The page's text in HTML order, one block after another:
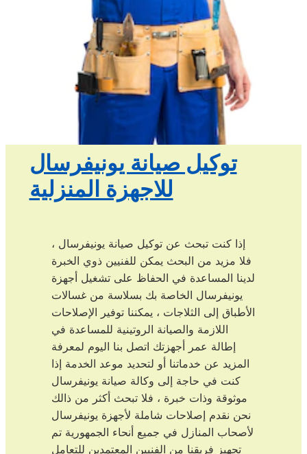
توكيل صيانة يونيفرسال
للاجهزة المنزلية
إذا كنت تبحث عن توكيل صيانة يونيفرسال ،
فلا مزيد من البحث يمكن للفنيين ذوي الخبرة
لدينا المساعدة في الحفاظ على تشغيل أجهزة
يونيفرسال الخاصة بك بسلاسة من غسالات
الأطباق إلى الثلاجات ، يمكننا توفير الإصلاحات
اللازمة والصيانة الروتينية للمساعدة في
إطالة عمر أجهزتك اتصل بنا اليوم لمعرفة
المزيد عن خدماتنا أو لتحديد موعد الخدمة إذا
كنت في حاجة إلى وكالة صيانة يونيفرسال
موثوقة وذات خبرة ، فلا تبحث أكثر من ذالك
نحن نقدم إصلاحات شاملة لأجهزة يونيفرسال
لأصحاب المنازل في جميع أنحاء الجمهورية تم
تجهيز فريقنا من الفنيين المعتمدين للتعامل